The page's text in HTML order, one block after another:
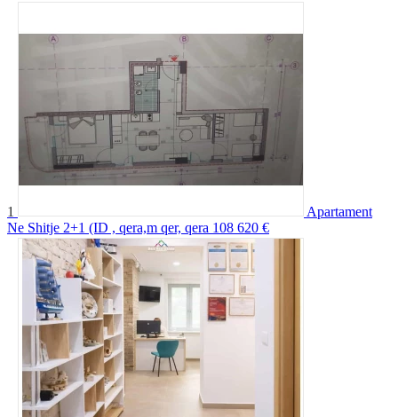
1
Apartament
Ne Shitje 2+1 (ID , qera,m qer, qera 108 620 €